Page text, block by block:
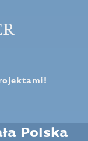
Polska